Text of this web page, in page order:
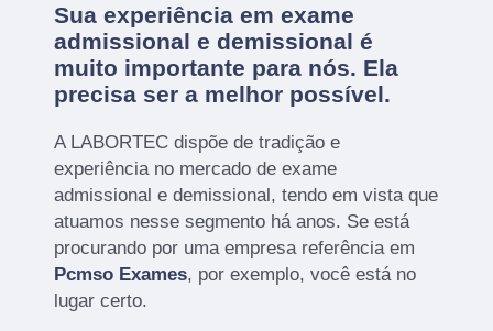
Sua experiência em exame
admissional e demissional é
muito importante para nós. Ela
precisa ser a melhor possível.
A LABORTEC dispõe de tradição e
experiência no mercado de exame
admissional e demissional, tendo em vista que
atuamos nesse segmento há anos. Se está
procurando por uma empresa referência em
Pcmso Exames, por exemplo, você está no
lugar certo.